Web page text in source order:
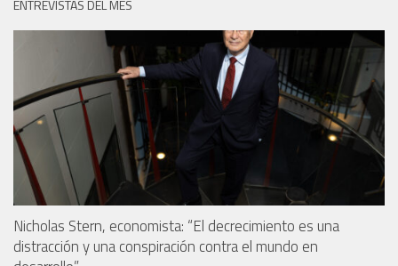
ENTREVISTAS DEL MES
Nicholas Stern, economista: “El decrecimiento es una
distracción y una conspiración contra el mundo en